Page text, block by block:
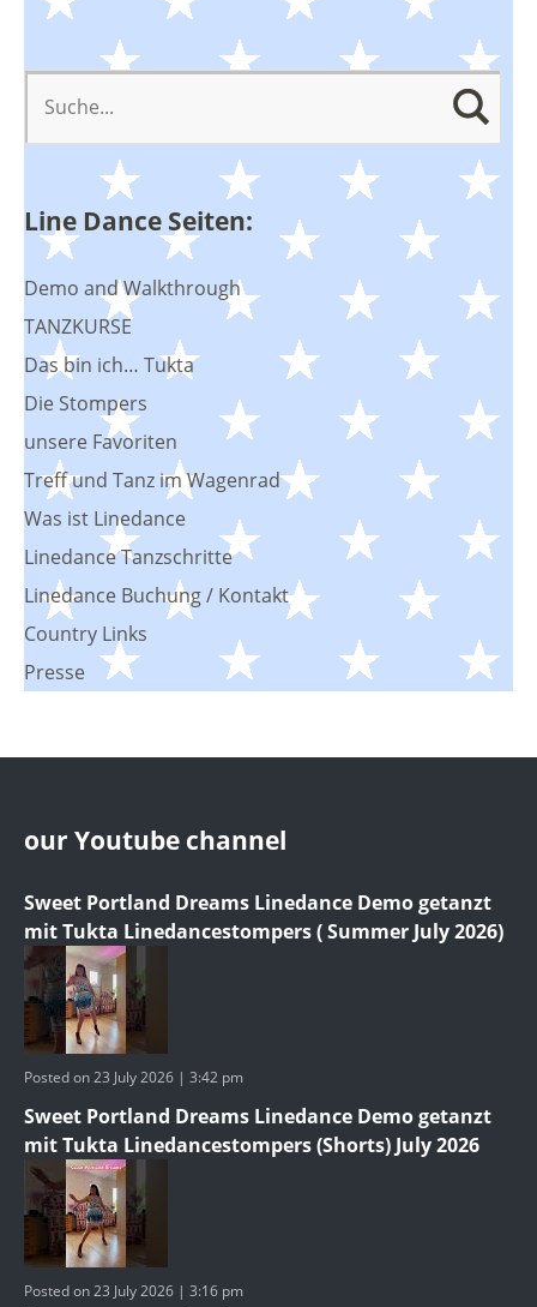
Line Dance Seiten:
Demo and Walkthrough
TANZKURSE
Das bin ich… Tukta
Die Stompers
unsere Favoriten
Treff und Tanz im Wagenrad
Was ist Linedance
Linedance Tanzschritte
Linedance Buchung / Kontakt
Country Links
Presse
our Youtube channel
Sweet Portland Dreams Linedance Demo getanzt
mit Tukta Linedancestompers ( Summer July 2026)
Posted on 23 July 2026 | 3:42 pm
Sweet Portland Dreams Linedance Demo getanzt
mit Tukta Linedancestompers (Shorts) July 2026
Posted on 23 July 2026 | 3:16 pm